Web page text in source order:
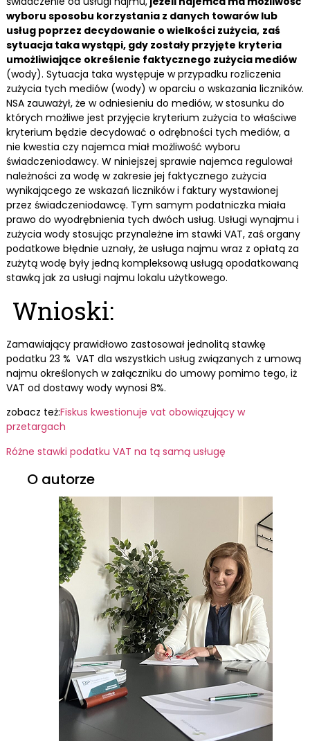
wyboru sposobu korzystania z danych towarów lub
usług poprzez decydowanie o wielkości zużycia, zaś
sytuacja taka wystąpi, gdy zostały przyjęte kryteria
umożliwiające określenie faktycznego zużycia mediów
(wody). Sytuacja taka występuje w przypadku rozliczenia
zużycia tych mediów (wody) w oparciu o wskazania liczników.
NSA zauważył, że w odniesieniu do mediów, w stosunku do
których możliwe jest przyjęcie kryterium zużycia to właściwe
kryterium będzie decydować o odrębności tych mediów, a
nie kwestia czy najemca miał możliwość wyboru
świadczeniodawcy. W niniejszej sprawie najemca regulował
należności za wodę w zakresie jej faktycznego zużycia
wynikającego ze wskazań liczników i faktury wystawionej
przez świadczeniodawcę. Tym samym podatniczka miała
prawo do wyodrębnienia tych dwóch usług. Usługi wynajmu i
zużycia wody stosując przynależne im stawki VAT, zaś organy
podatkowe błędnie uznały, że usługa najmu wraz z opłatą za
zużytą wodę były jedną kompleksową usługą opodatkowaną
stawką jak za usługi najmu lokalu użytkowego.
Wnioski:
Zamawiający prawidłowo zastosował jednolitą stawkę
podatku 23 % VAT dla wszystkich usług związanych z umową
najmu określonych w załączniku do umowy pomimo tego, iż
VAT od dostawy wody wynosi 8%.
zobacz też:Fiskus kwestionuje vat obowiązujący w
przetargach
Różne stawki podatku VAT na tą samą usługę
O autorze